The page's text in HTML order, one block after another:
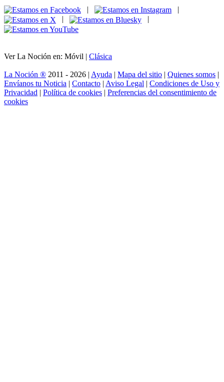
|
|
|
|
Ver La Noción en: Móvil | Clásica
La Noción ® 2011 - 2026 | Ayuda | Mapa del sitio | Quienes somos |
Envíanos tu Noticia | Contacto | Aviso Legal | Condiciones de Uso y
Privacidad | Política de cookies | Preferencias del consentimiento de
cookies